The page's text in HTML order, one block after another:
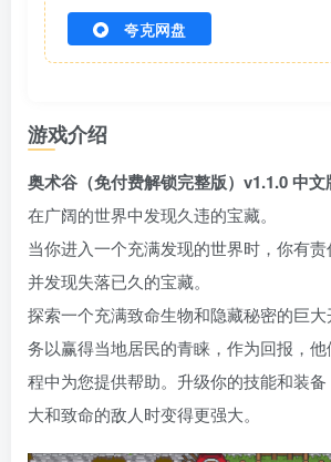
夸克网盘
游戏介绍
奥术谷（免付费解锁完整版）v1.1.0 中文
在广阔的世界中发现久违的宝藏。
当你进入一个充满发现的世界时，你有
并发现失落已久的宝藏。
探索一个充满致命生物和隐藏秘密的巨
务以赢得当地居民的青睐，作为回报，
程中为您提供帮助。升级你的技能和装
大和致命的敌人时变得更强大。